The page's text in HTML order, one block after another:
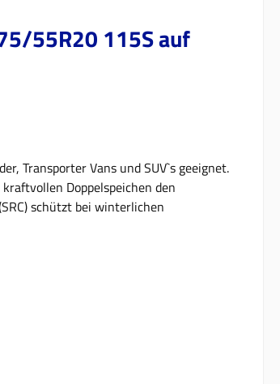
55R20 115S auf
Transporter Vans und SUV`s geeignet.
Doppelspeichen den
schützt bei winterlichen